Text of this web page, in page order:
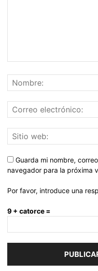
Guarda mi nombre,
navegador para la próxima
Por favor, introduce una
9 + catorce =